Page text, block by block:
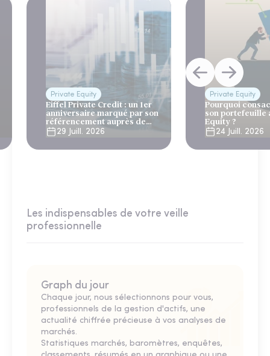
Private Equity
Eiffel Private Credit : un 1er
anniversaire marqué par son
référencement auprès de
Generali et AG2R la Mondiale
29 Juill. 2026
Private Equity
Pourquoi
son portefeuille
Equity ?
24 Juill. 2026
Les indispensables de votre veille
professionnelle
Graph du jour
Chaque jour, nous sélectionnons pour vous,
professionnels de la gestion d'actifs, une
actualité chiffrée précieuse à vos analyses de
marchés.
Statistiques marchés, baromètres, enquêtes,